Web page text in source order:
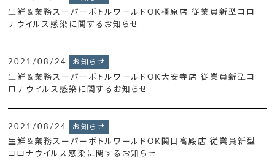
生鮮＆業務スーパーボトルワールドOK橿原店 従業員新型コロ
ナウイルス感染に関するお知らせ
2021/08/24 お知らせ
生鮮＆業務スーパーボトルワールドOK大安寺店 従業員新型コ
ロナウイルス感染に関するお知らせ
2021/08/24 お知らせ
生鮮＆業務スーパーボトルワールドOK関目高殿店 従業員新型
コロナウイルス感染に関するお知らせ